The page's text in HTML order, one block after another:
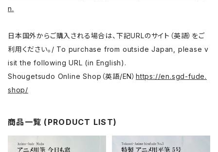
n.
日本国外からご購入される場合は、下記URLのサイト（英語）をご
利用ください。/ To purchase from outside Japan, please v
isit the following URL (in English).
Shougetsudo Online Shop（英語/EN）https://en.sgd-fude.
shop/
商品一覧 (PRODUCT LIST)